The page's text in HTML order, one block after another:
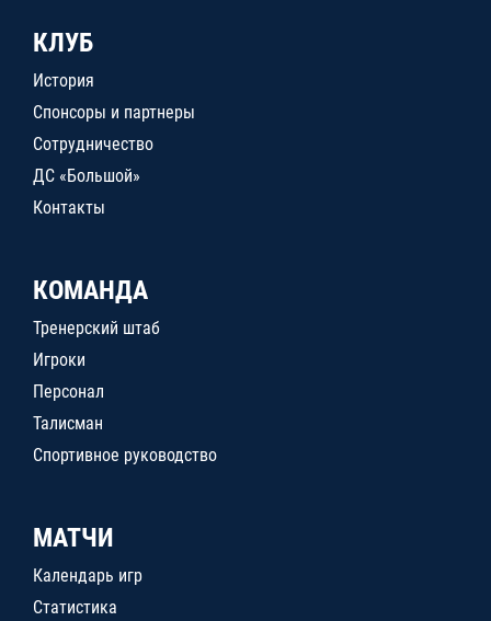
КЛУБ
История
Спонсоры и партнеры
Сотрудничество
ДС «Большой»
Контакты
КОМАНДА
Тренерский штаб
Игроки
Персонал
Талисман
Спортивное руководство
МАТЧИ
Календарь игр
Статистика